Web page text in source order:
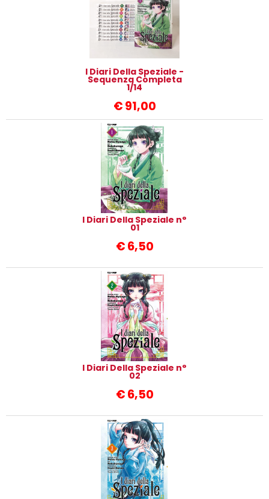
I Diari Della Speziale -
Sequenza Completa
1/14
€91,00
I Diari Della Speziale n°
01
€6,50
I Diari Della Speziale n°
02
€6,50